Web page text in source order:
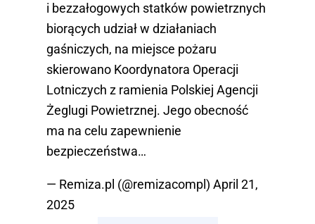
i bezzałogowych statków powietrznych
biorących udział w działaniach
gaśniczych, na miejsce pożaru
skierowano Koordynatora Operacji
Lotniczych z ramienia Polskiej Agencji
Żeglugi Powietrznej. Jego obecność
ma na celu zapewnienie
bezpieczeństwa…
— Remiza.pl (@remizacompl) April 21,
2025